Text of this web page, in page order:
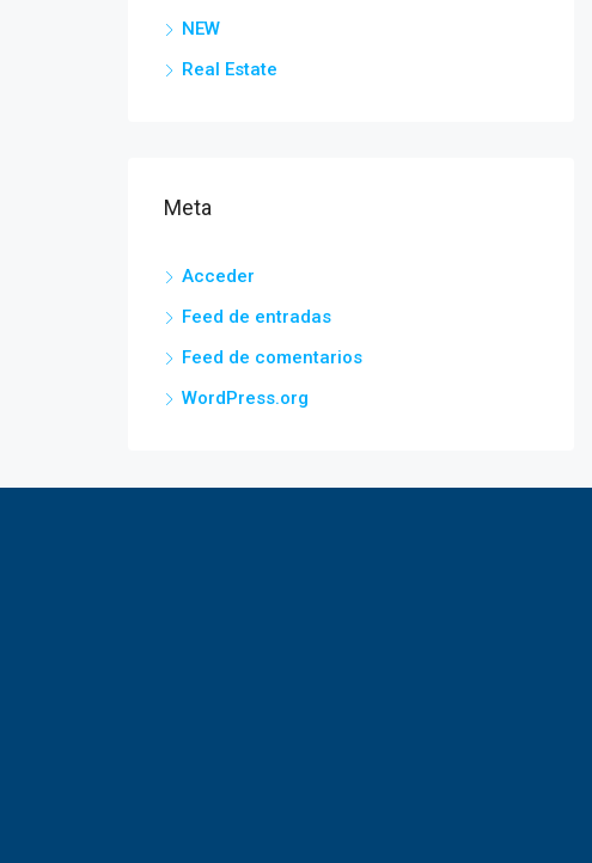
NEW
Real Estate
Meta
Acceder
Feed de entradas
Feed de comentarios
WordPress.org